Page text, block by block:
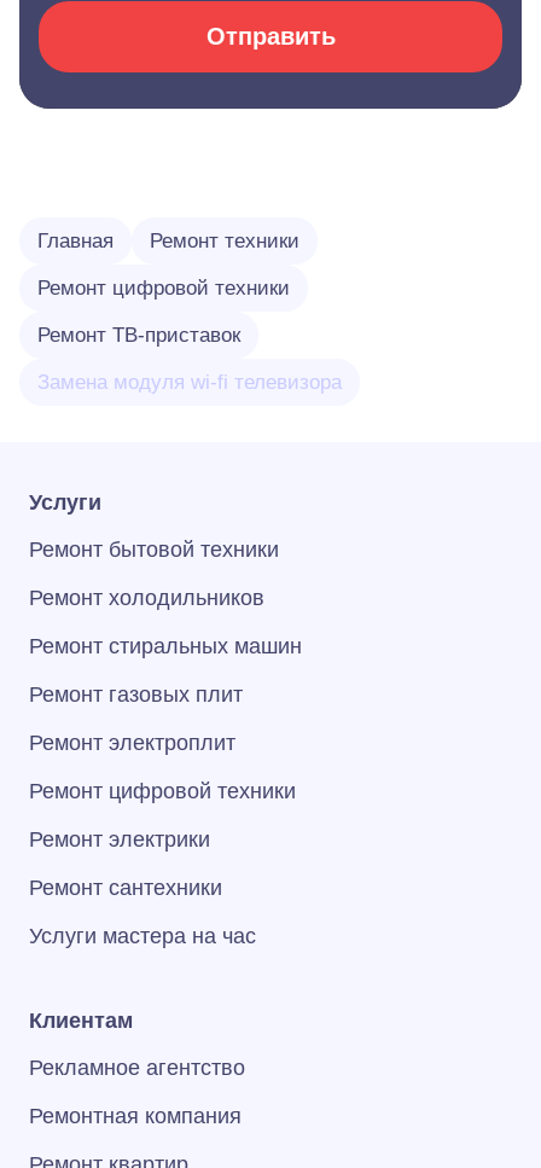
Отправить
Главная Ремонт техники
Ремонт цифровой техники
Ремонт ТВ-приставок
Замена модуля wi-fi телевизора
Услуги
Ремонт бытовой техники
Ремонт холодильников
Ремонт стиральных машин
Ремонт газовых плит
Ремонт электроплит
Ремонт цифровой техники
Ремонт электрики
Ремонт сантехники
Услуги мастера на час
Клиентам
Рекламное агентство
Ремонтная компания